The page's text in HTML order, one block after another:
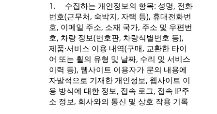
1. 수집하는 개인정보의 항목: 성명, 전화
번호(근무처, 숙박지, 자택 등), 휴대전화번
호, 이메일 주소, 소재 국가, 주소 및 우편번
호, 차량 정보(번호판, 차량식별번호 등),
제품·서비스 이용 내역(구매, 교환한 타이
어 또는 휠의 유형 및 날짜, 수리 및 서비스
이력 등), 웹사이트 이용자가 문의 내용에
자발적으로 기재한 개인정보, 웹사이트 이
용 방식에 대한 정보, 접속 로그, 접속 IP주
소 정보, 회사와의 통신 및 상호 작용 기록